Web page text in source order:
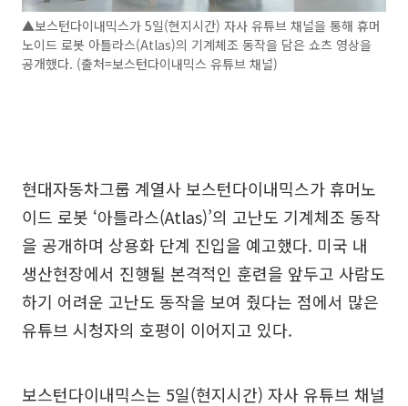
▲보스턴다이내믹스가 5일(현지시간) 자사 유튜브 채널을 통해 휴머
노이드 로봇 아틀라스(Atlas)의 기계체조 동작을 담은 쇼츠 영상을
공개했다. (출처=보스턴다이내믹스 유튜브 채널)
현대자동차그룹 계열사 보스턴다이내믹스가 휴머노
이드 로봇 ‘아틀라스(Atlas)’의 고난도 기계체조 동작
을 공개하며 상용화 단계 진입을 예고했다. 미국 내
생산현장에서 진행될 본격적인 훈련을 앞두고 사람도
하기 어려운 고난도 동작을 보여 줬다는 점에서 많은
유튜브 시청자의 호평이 이어지고 있다.
보스턴다이내믹스는 5일(현지시간) 자사 유튜브 채널